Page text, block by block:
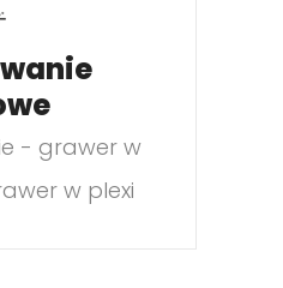
- grawer w
w plexi